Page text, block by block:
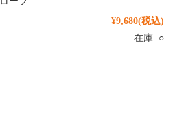
¥9,680(税込)
在庫 ○